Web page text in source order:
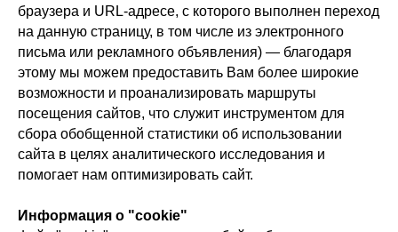
браузера и URL-адресе, с которого выполнен переход
на данную страницу, в том числе из электронного
письма или рекламного объявления) — благодаря
этому мы можем предоставить Вам более широкие
возможности и проанализировать маршруты
посещения сайтов, что служит инструментом для
сбора обобщенной статистики об использовании
сайта в целях аналитического исследования и
помогает нам оптимизировать сайт.
Информация о "cookie"